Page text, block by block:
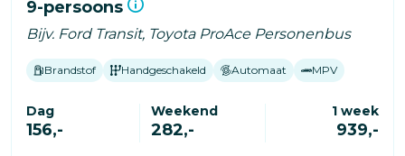
9-persoons
Bijv. Ford Transit, Toyota ProAce Personenbus
Brandstof Handgeschakeld Automaat MPV
Dag
156,-
Weekend
282,-
1 week
939,-